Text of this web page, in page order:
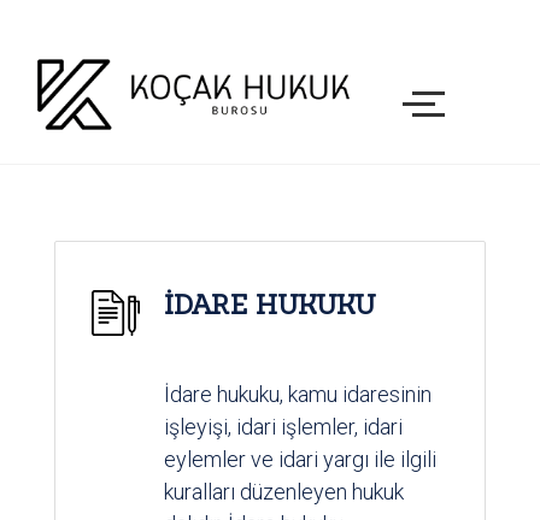
İDARE HUKUKU
İdare hukuku, kamu idaresinin
işleyişi, idari işlemler, idari
eylemler ve idari yargı ile ilgili
kuralları düzenleyen hukuk